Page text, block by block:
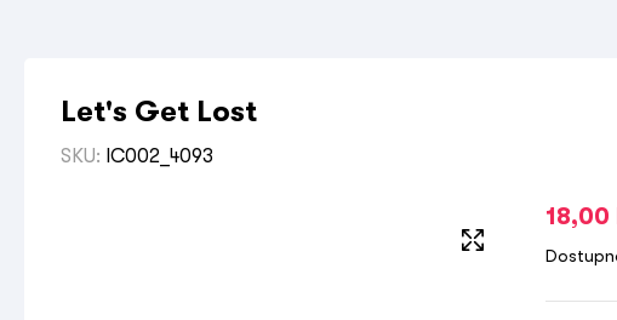
Let's Get Lost
SKU: IC002_4093
18,00